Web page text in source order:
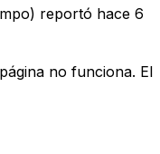
reportó hace 6
no funciona. El